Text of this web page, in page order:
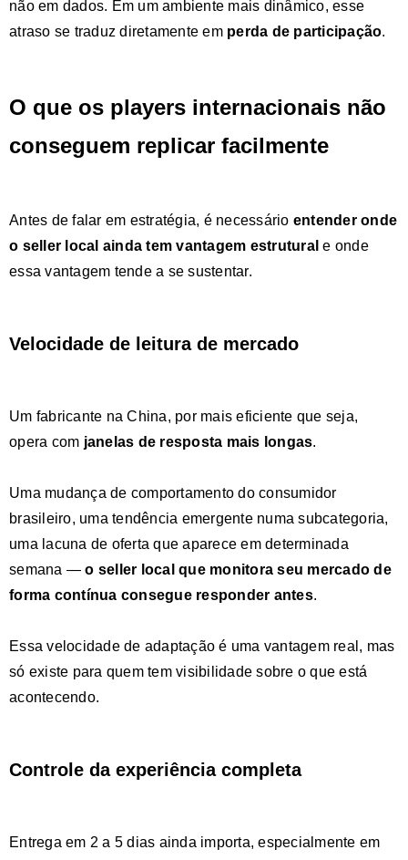
não em dados. Em um ambiente mais dinâmico, esse
atraso se traduz diretamente em perda de participação.
O que os players internacionais não
conseguem replicar facilmente
Antes de falar em estratégia, é necessário entender onde
o seller local ainda tem vantagem estrutural e onde
essa vantagem tende a se sustentar.
Velocidade de leitura de mercado
Um fabricante na China, por mais eficiente que seja,
opera com janelas de resposta mais longas.
Uma mudança de comportamento do consumidor
brasileiro, uma tendência emergente numa subcategoria,
uma lacuna de oferta que aparece em determinada
semana —o seller local que monitora seu mercado de
forma contínua consegue responder antes.
Essa velocidade de adaptação é uma vantagem real, mas
só existe para quem tem visibilidade sobre o que está
acontecendo.
Controle da experiência completa
Entrega em 2 a 5 dias ainda importa, especialmente em